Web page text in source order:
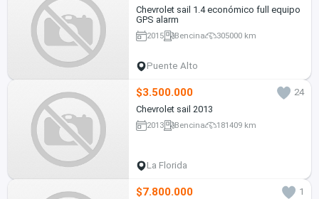
Chevrolet sail 1.4 económico full equipo
GPS alarm
2015 Bencina 305000 km
Puente Alto
$3.500.000
24
Chevrolet sail 2013
2013 Bencina 181409 km
La Florida
$7.800.000
1